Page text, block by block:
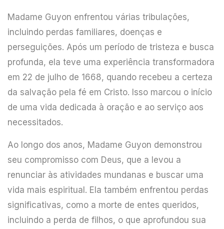
Madame Guyon enfrentou várias tribulações,
incluindo perdas familiares, doenças e
perseguições. Após um período de tristeza e busca
profunda, ela teve uma experiência transformadora
em 22 de julho de 1668, quando recebeu a certeza
da salvação pela fé em Cristo. Isso marcou o início
de uma vida dedicada à oração e ao serviço aos
necessitados.
Ao longo dos anos, Madame Guyon demonstrou
seu compromisso com Deus, que a levou a
renunciar às atividades mundanas e buscar uma
vida mais espiritual. Ela também enfrentou perdas
significativas, como a morte de entes queridos,
incluindo a perda de filhos, o que aprofundou sua